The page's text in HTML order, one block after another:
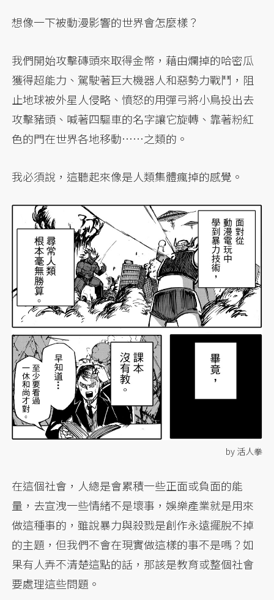
想像一下被動漫影響的世界會怎麼樣？
我們開始攻擊磚頭來取得金幣，藉由爛掉的哈密瓜
獲得超能力、駕駛著巨大機器人和惡勢力戰鬥，阻
止地球被外星人侵略、憤怒的用彈弓將小鳥投出去
攻擊豬頭、喊著四驅車的名字讓它旋轉、靠著粉紅
色的門在世界各地移動……之類的。
我必須說，這聽起來像是人類集體瘋掉的感覺。
by 活人拳
在這個社會，人總是會累積一些正面或負面的能
量，去宣洩一些情緒不是壞事，娛樂產業就是用來
做這種事的，雖說暴力與殺戮是創作永遠擺脫不掉
的主題，但我們不會在現實做這樣的事不是嗎？如
果有人弄不清楚這點的話，那該是教育或整個社會
要處理這些問題。